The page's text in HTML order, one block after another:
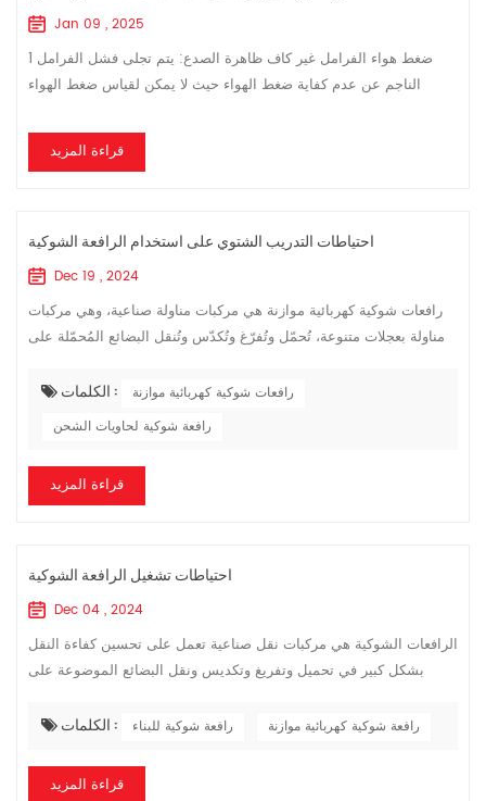
Jan 09 , 2025
1 ضغط هواء الفرامل غير كاف ظاهرة الصدع: يتم تجلى فشل الفرامل
الناجم عن عدم كفاية ضغط الهواء حيث لا يمكن لقياس ضغط الهواء
الفرامل عند الضغ...
قراءة المزيد
احتياطات التدريب الشتوي على استخدام الرافعة الشوكية
Dec 19 , 2024
رافعات شوكية كهربائية موازنة هي مركبات مناولة صناعية، وهي مركبات
مناولة بعجلات متنوعة، تُحمّل وتُفرّغ وتُكدّس وتُنقل البضائع المُحمّلة على
الكلمات :
رافعات شوكية كهربائية موازنة
رافعة شوكية لحاويات الشحن
قراءة المزيد
احتياطات تشغيل الرافعة الشوكية
Dec 04 , 2024
الرافعات الشوكية هي مركبات نقل صناعية تعمل على تحسين كفاءة النقل
بشكل كبير في تحميل وتفريغ وتكديس ونقل البضائع الموضوعة على
الكلمات : رافعة شوكية للبناء رافعة شوكية كهربائية موازنة
قراءة المزيد